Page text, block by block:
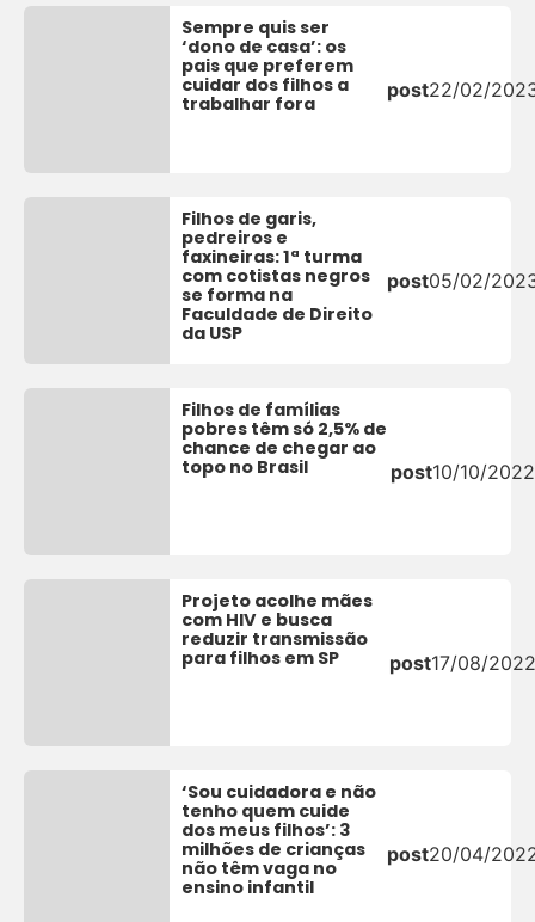
Sempre quis ser
‘dono de casa’: os
pais que preferem
cuidar dos filhos a
trabalhar fora
post22/02/
Filhos de garis,
pedreiros e
faxineiras: 1ª turma
com cotistas negros
se forma na
Faculdade de Direito
da USP
post05/02/
Filhos de famílias
pobres têm só 2,5% de
chance de chegar ao
topo no Brasil
post10/10/2022
Projeto acolhe mães
com HIV e busca
reduzir transmissão
para filhos em SP
post17/08/2022
‘Sou cuidadora e não
tenho quem cuide
dos meus filhos’: 3
milhões de crianças
não têm vaga no
ensino infantil
post20/04/